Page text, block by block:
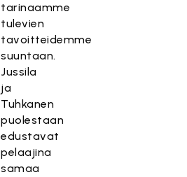
tarinaamme
tulevien
tavoitteidemme
suuntaan.
Jussila
ja
Tuhkanen
puolestaan
edustavat
pelaajina
samaa